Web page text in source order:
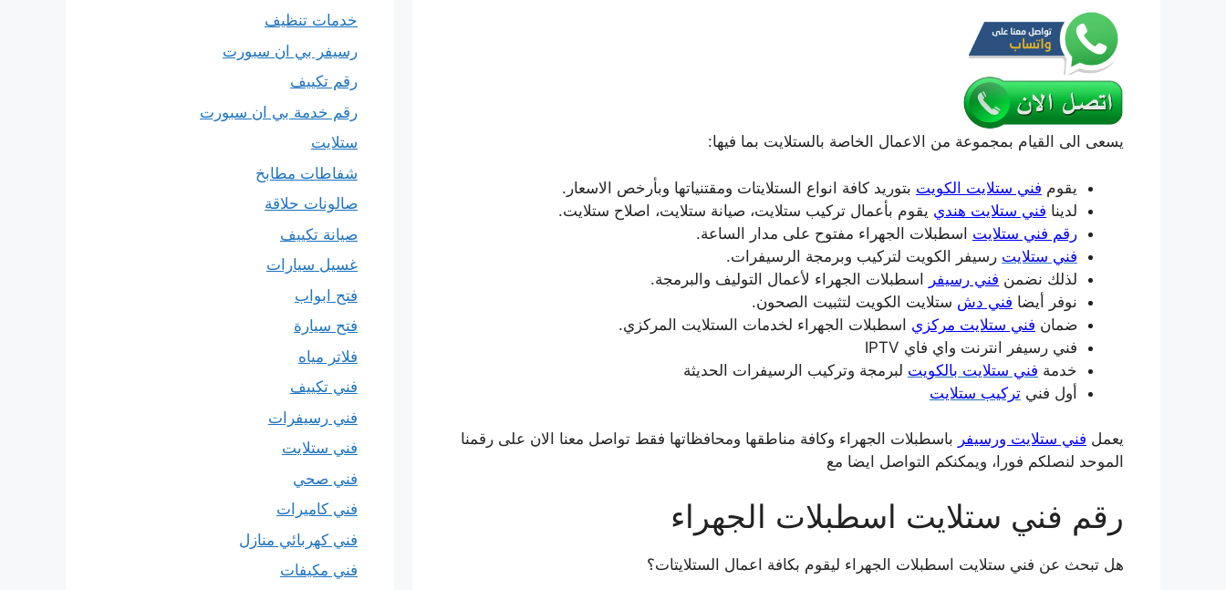
يسعى الى القيام بمجموعة من الاعمال الخاصة بالستلايت بما فيها:
يقوم فني ستلايت الكويت بتوريد كافة انواع الستلايتات ومقتنياتها وبأرخص الاسعار.
لدينا فني ستلايت هندي يقوم بأعمال تركيب ستلايت، صيانة ستلايت، اصلاح ستلايت.
رقم فني ستلايت اسطبلات الجهراء مفتوح على مدار الساعة.
فني ستلايت رسيفر الكويت لتركيب وبرمجة الرسيفرات.
لذلك نضمن فني رسيفر اسطبلات الجهراء لأعمال التوليف والبرمجة.
نوفر أيضا فني دش ستلايت الكويت لتثبيت الصحون.
ضمان فني ستلايت مركزي اسطبلات الجهراء لخدمات الستلايت المركزي.
فني رسيفر انترنت واي فاي IPTV
خدمة فني ستلايت بالكويت لبرمجة وتركيب الرسيفرات الحديثة
أول فني تركيب ستلايت
يعمل فني ستلايت ورسيفر باسطبلات الجهراء وكافة مناطقها ومحافظاتها فقط تواصل معنا الان على رقمنا
الموحد لنصلكم فورا، ويمكنكم التواصل ايضا مع
رقم فني ستلايت اسطبلات الجهراء
هل تبحث عن فني ستلايت اسطبلات الجهراء ليقوم بكافة اعمال الستلايتات؟
خدمات تنظيف
رسيفر بي ان سبورت
رقم تكييف
رقم خدمة بي ان سبورت
ستلايت
شفاطات مطابخ
صالونات حلاقة
صيانة تكييف
غسيل سيارات
فتح ابواب
فتح سيارة
فلاتر مياه
فني تكييف
فني رسيفرات
فني ستلايت
فني صحي
فني كاميرات
فني كهربائي منازل
فني مكيفات